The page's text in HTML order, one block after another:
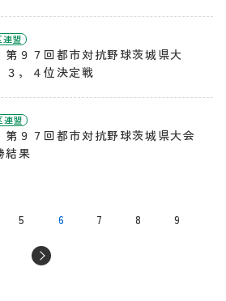
連盟
第９７回都市対抗野球茨城県大
，４位決定戦
連盟
第９７回都市対抗野球茨城県大会
結果
5 6 7 8 9